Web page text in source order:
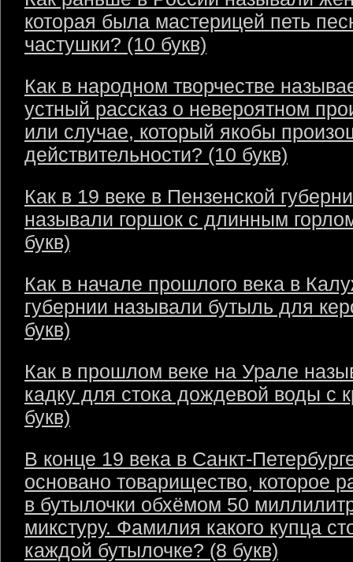
которая была мастерицей петь
частушки? (10 букв)
Как в народном творчестве
устный рассказ о невероятном
или случае, который якобы
действительности? (10 букв)
Как в 19 веке в Пензенской
называли горшок с длинным
букв)
Как в начале прошлого века в
губернии называли бутыль для
букв)
Как в прошлом веке на Урале
кадку для стока дождевой воды с
букв)
В конце 19 века в Санкт-
основано товарищество, которое
в бутылочки обхёмом 50
микстуру. Фамилия какого купца
каждой бутылочке? (8 букв)